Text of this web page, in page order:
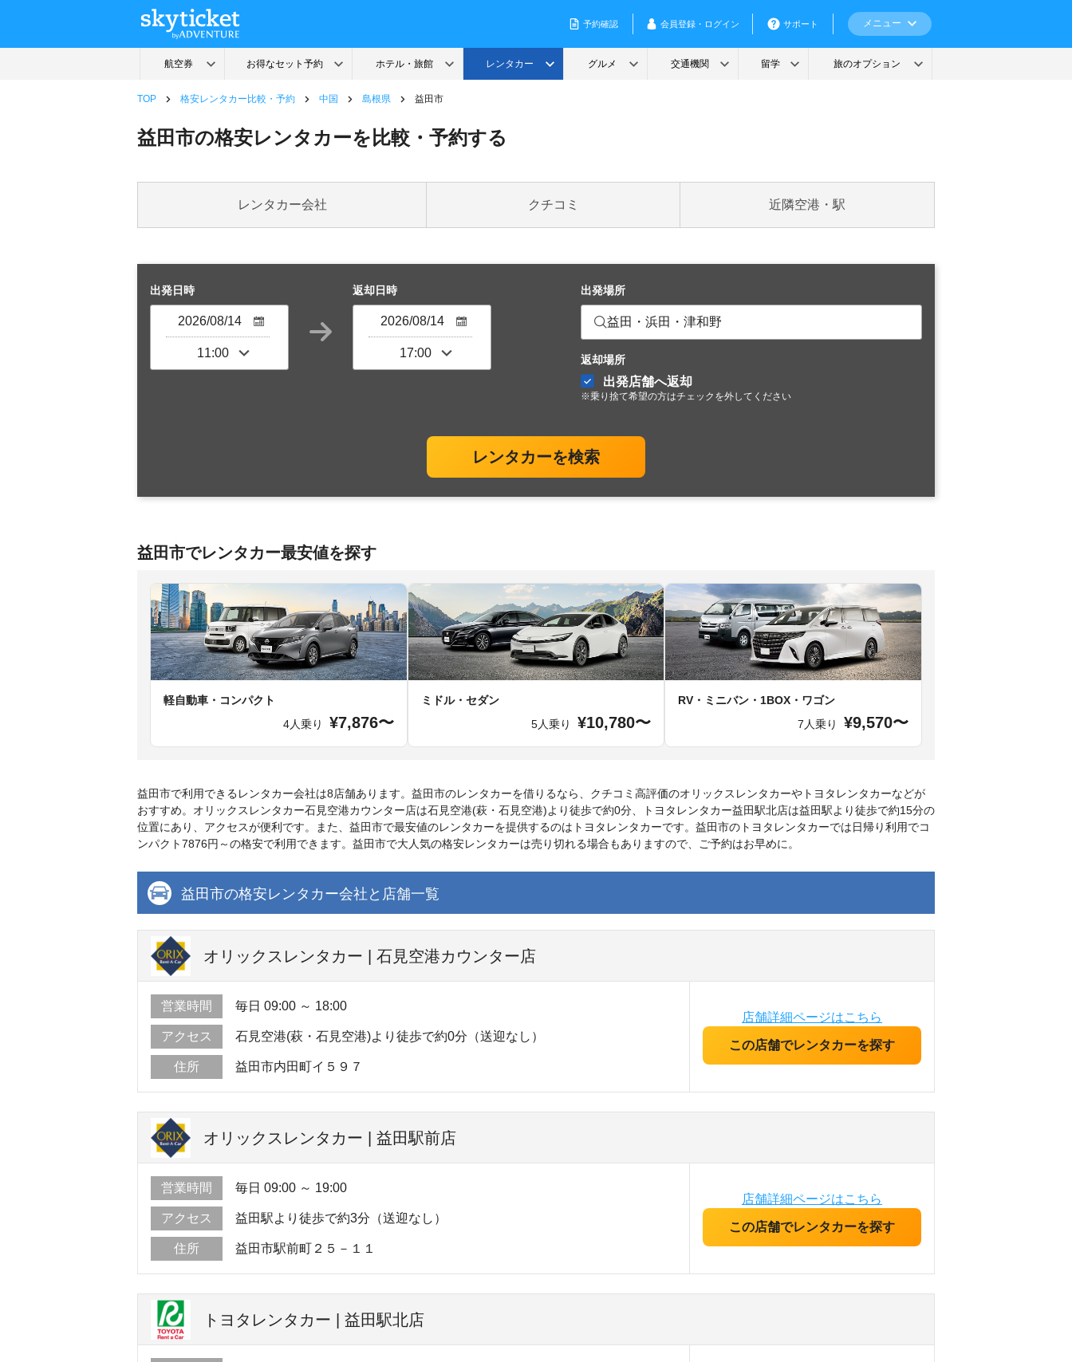
TOP 格安レンタカー比較・予約 中国 島根県 益田市
益田市の格安レンタカーを比較・予約する
レンタカー会社 クチコミ 近隣空港・駅
出発日時 返却日時 出発場所
益田・浜田・津和野
返却場所
出発店舗へ返却
※乗り捨て希望の方はチェックを外してください
レンタカーを検索
益田市でレンタカー最安値を探す
軽自動車・コンパクト
4人乗り
¥7,876〜
ミドル・セダン
5人乗り
¥10,780〜
RV・ミニバン・1BOX・ワゴン
7人乗り
¥9,570〜
益田市で利用できるレンタカー会社は8店舗あります。益田市のレンタカーを借りるなら、クチコミ高評価のオリックスレンタカーやトヨタレンタカーなどが
おすすめ。オリックスレンタカー石見空港カウンター店は石見空港(萩・石見空港)より徒歩で約0分、トヨタレンタカー益田駅北店は益田駅より徒歩で約15分の
位置にあり、アクセスが便利です。また、益田市で最安値のレンタカーを提供するのはトヨタレンタカーです。益田市のトヨタレンタカーでは日帰り利用でコ
ンパクト7876円～の格安で利用できます。益田市で大人気の格安レンタカーは売り切れる場合もありますので、ご予約はお早めに。
益田市の格安レンタカー会社と店舗一覧
オリックスレンタカー | 石見空港カウンター店
営業時間 毎日 09:00 ～ 18:00
アクセス 石見空港(萩・石見空港)より徒歩で約0分（送迎なし）
住所 益田市内田町イ５９７
店舗詳細ページはこちら
この店舗でレンタカーを探す
オリックスレンタカー | 益田駅前店
営業時間 毎日 09:00 ～ 19:00
アクセス 益田駅より徒歩で約3分（送迎なし）
住所 益田市駅前町２５－１１
店舗詳細ページはこちら
この店舗でレンタカーを探す
トヨタレンタカー | 益田駅北店